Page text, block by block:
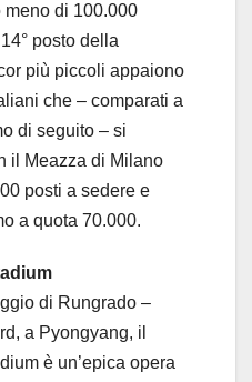
meno di 100.000
posto della
più piccoli appaiono
che – comparati a
di seguito – si
il Meazza di Milano
posti a sedere e
a quota 70.000.
di Rungrado –
a Pyongyang, il
è un’epica opera